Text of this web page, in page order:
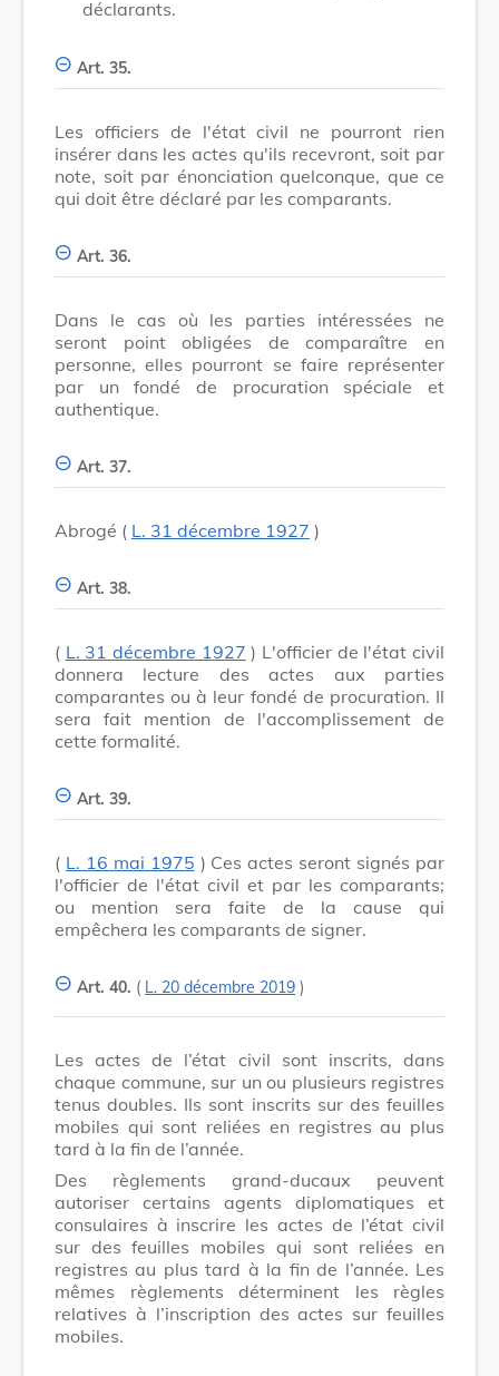
déclarants.
Art. 35.
Les officiers de l'état civil ne pourront rien
insérer dans les actes qu'ils recevront, soit par
note, soit par énonciation quelconque, que ce
qui doit être déclaré par les comparants.
Art. 36.
Dans le cas où les parties intéressées ne
seront point obligées de comparaître en
personne, elles pourront se faire représenter
par un fondé de procuration spéciale et
authentique.
Art. 37.
Abrogé ( L. 31 décembre 1927 )
Art. 38.
( L. 31 décembre 1927 ) L'officier de l'état civil
donnera lecture des actes aux parties
comparantes ou à leur fondé de procuration. Il
sera fait mention de l'accomplissement de
cette formalité.
Art. 39.
( L. 16 mai 1975 ) Ces actes seront signés par
l'officier de l'état civil et par les comparants;
ou mention sera faite de la cause qui
empêchera les comparants de signer.
Art. 40. ( L. 20 décembre 2019 )
Les actes de l’état civil sont inscrits, dans
chaque commune, sur un ou plusieurs registres
tenus doubles. Ils sont inscrits sur des feuilles
mobiles qui sont reliées en registres au plus
tard à la fin de l’année.
Des règlements grand-ducaux peuvent
autoriser certains agents diplomatiques et
consulaires à inscrire les actes de l’état civil
sur des feuilles mobiles qui sont reliées en
registres au plus tard à la fin de l’année. Les
mêmes règlements déterminent les règles
relatives à l’inscription des actes sur feuilles
mobiles.